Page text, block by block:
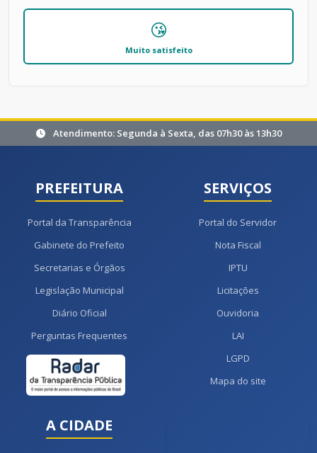
😘
Muito satisfeito
Atendimento: Segunda à Sexta, das 07h30 às 13h30
PREFEITURA
Portal da Transparência
Gabinete do Prefeito
Secretarias e Órgãos
Legislação Municipal
Diário Oficial
Perguntas Frequentes
SERVIÇOS
Portal do Servidor
Nota Fiscal
IPTU
Licitações
Ouvidoria
LAI
LGPD
Mapa do site
A CIDADE